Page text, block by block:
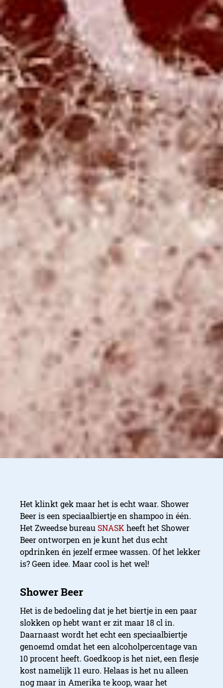
shampoo in
Het klinkt gek maar het is echt waar. Shower
Beer is een speciaalbiertje en shampoo in één.
Het Zweedse bureau SNASK heeft het Shower
Beer ontworpen en je kunt het dus echt
opdrinken én jezelf ermee wassen. Of het lekker
is? Geen idee. Maar cool is het wel!
Het is de bedoeling dat je het biertje in een paar
slokken op hebt want er zit maar 18 cl in.
Daarnaast wordt het echt een speciaalbiertje
genoemd omdat het een alcoholpercentage van
10 procent heeft. Goedkoop is het niet, een flesje
kost namelijk 11 euro. Helaas is het nu alleen
nog maar in Amerika te koop, waar het